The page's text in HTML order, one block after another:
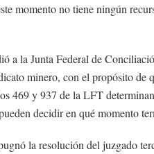
momento no tiene ningún
a la Junta Federal de
minero, con el propósito de
469 y 937 de la LFT
decidir en qué momento
la resolución del juzgado